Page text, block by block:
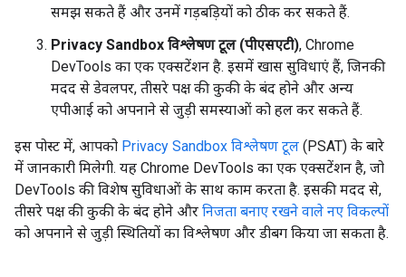
समझ सकते हैं और उनमें गड़बड़ियों को ठीक कर सकते हैं.
Privacy Sandbox विश्लेषण टूल (पीएसएटी), Chrome
DevTools का एक एक्सटेंशन है. इसमें खास सुविधाएं हैं, जिनकी
मदद से डेवलपर, तीसरे पक्ष की कुकी के बंद होने और अन्य
एपीआई को अपनाने से जुड़ी समस्याओं को हल कर सकते हैं.
इस पोस्ट में, आपको Privacy Sandbox विश्लेषण टूल (PSAT) के बारे
में जानकारी मिलेगी. यह Chrome DevTools का एक एक्सटेंशन है, जो
DevTools की विशेष सुविधाओं के साथ काम करता है. इसकी मदद से,
तीसरे पक्ष की कुकी के बंद होने और निजता बनाए रखने वाले नए विकल्पों
को अपनाने से जुड़ी स्थितियों का विश्लेषण और डीबग किया जा सकता है.